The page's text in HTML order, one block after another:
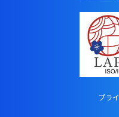
プラ